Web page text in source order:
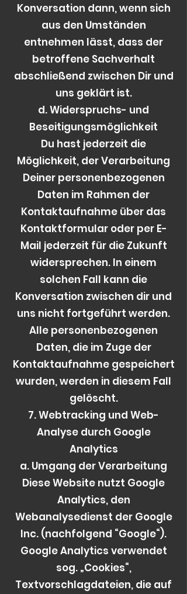
Konversation dann, wenn sich
aus den Umständen
entnehmen lässt, dass der
betroffene Sachverhalt
abschließend zwischen Dir und
uns geklärt ist.
d. Widerspruchs- und
Beseitigungsmöglichkeit
Du hast jederzeit die
Möglichkeit, der Verarbeitung
Deiner personenbezogenen
Daten im Rahmen der
Kontaktaufnahme über das
Kontaktformular oder per E-
Mail jederzeit für die Zukunft
widersprechen. In einem
solchen Fall kann die
Konversation zwischen dir und
uns nicht fortgeführt werden.
Alle personenbezogenen
Daten, die im Zuge der
Kontaktaufnahme gespeichert
wurden, werden in diesem Fall
gelöscht.
7. Webtracking und Web-
Analyse durch Google
Analytics
a. Umgang der Verarbeitung
Diese Website nutzt Google
Analytics, den
Webanalysedienst der Google
Inc. (nachfolgend “Google“).
Google Analytics verwendet
sog. „Cookies“,
Textvorschlagdateien, die auf